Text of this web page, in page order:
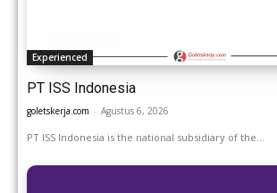
Experienced
PT ISS Indonesia
goletskerja.com - Agustus 6, 2026
PT ISS Indonesia is the national subsidiary of the...